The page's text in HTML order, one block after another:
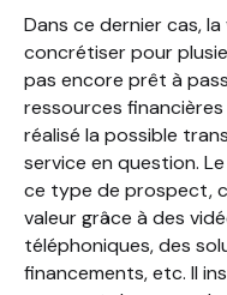
Dans ce dernier cas,
concrétiser pour
pas encore prêt à
ressources
réalisé la possible
service en question.
ce type de prospect,
valeur grâce à des
téléphoniques, des
financements, etc. Il